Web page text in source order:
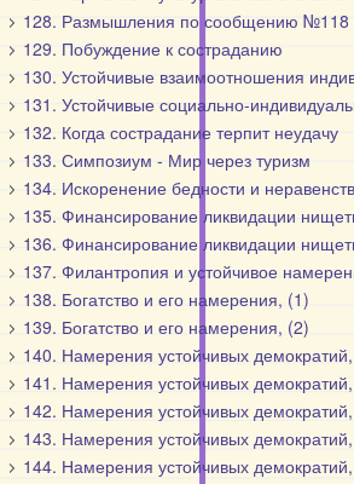
128. Размышления по сообщению №118
129. Побуждение к состраданию
130. Устойчивые взаимоотношения
131. Устойчивые социально-
132. Когда сострадание терпит неудачу
133. Симпозиум - Мир через туризм
134. Искоренение бедности и
135. Финансирование ликвидации
136. Финансирование ликвидации
137. Филантропия и устойчивое
138. Богатство и его намерения, (1)
139. Богатство и его намерения, (2)
140. Намерения устойчивых
141. Намерения устойчивых
142. Намерения устойчивых
143. Намерения устойчивых
144. Намерения устойчивых